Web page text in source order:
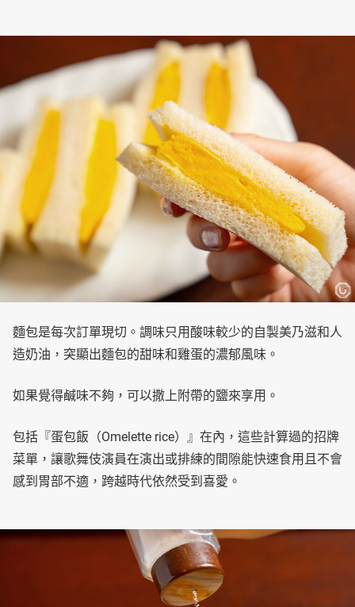
麵包是每次訂單現切。調味只用酸味較少的自製美乃滋和人
造奶油，突顯出麵包的甜味和雞蛋的濃郁風味。
如果覺得鹹味不夠，可以撒上附帶的鹽來享用。
包括『蛋包飯（Omelette rice）』在內，這些計算過的招牌
菜單，讓歌舞伎演員在演出或排練的間隙能快速食用且不會
感到胃部不適，跨越時代依然受到喜愛。